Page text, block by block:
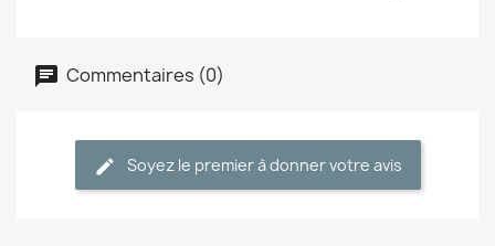
Commentaires (0)
Soyez le premier à donner votre avis